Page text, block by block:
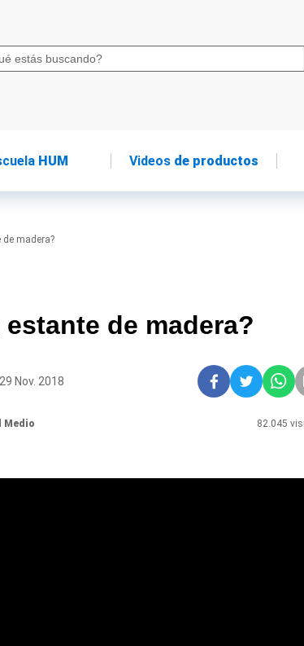
HUM Videosde productos
madera?
estante de madera?
Nov. 2018
Medio 82.045